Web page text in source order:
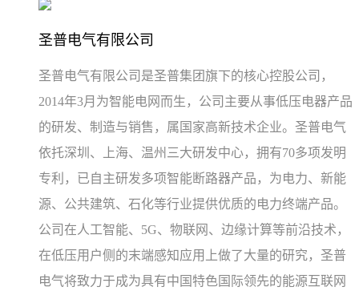
圣普电气有限公司
圣普电气有限公司是圣普集团旗下的核心控股公司，
2014年3月为智能电网而生，公司主要从事低压电器产品
的研发、制造与销售，属国家高新技术企业。圣普电气
依托深圳、上海、温州三大研发中心，拥有70多项发明
专利，已自主研发多项智能断路器产品，为电力、新能
源、公共建筑、石化等行业提供优质的电力终端产品。
公司在人工智能、5G、物联网、边缘计算等前沿技术，
在低压用户侧的末端感知应用上做了大量的研究，圣普
电气将致力于成为具有中国特色国际领先的能源互联网